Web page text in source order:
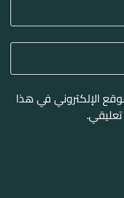
الإلكتروني في هذا